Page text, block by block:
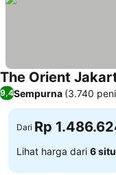
The Orient
9,4Sempurna (3.740
Dari Rp
Lihat harga dari 6